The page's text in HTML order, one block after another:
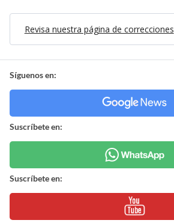
Revisa nuestra página de correcciones
Síguenos en:
Suscríbete en:
Suscríbete en: